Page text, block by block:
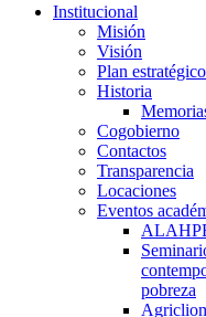
Institucional
Misión
Visión
Plan
Historia
Cogobierno
Contactos
Transparencia
Locaciones
Eventos
pobreza